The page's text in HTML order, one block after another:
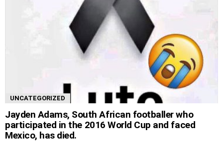
UNCATEGORIZED
Jayden Adams, South African footballer who
participated in the 2016 World Cup and faced
Mexico, has died.